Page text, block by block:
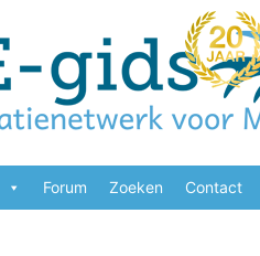
Forum Zoeken Contact